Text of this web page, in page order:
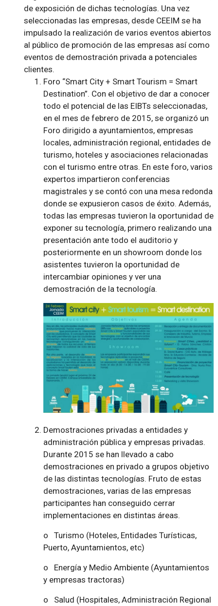
de exposición de dichas tecnologías. Una vez
seleccionadas las empresas, desde CEEIM se ha
impulsado la realización de varios eventos abiertos
al público de promoción de las empresas así como
eventos de demostración privada a potenciales
clientes.
Foro “Smart City + Smart Tourism = Smart
Destination”. Con el objetivo de dar a conocer
todo el potencial de las EIBTs seleccionadas,
en el mes de febrero de 2015, se organizó un
Foro dirigido a ayuntamientos, empresas
locales, administración regional, entidades de
turismo, hoteles y asociaciones relacionadas
con el turismo entre otras. En este foro, varios
expertos impartieron conferencias
magistrales y se contó con una mesa redonda
donde se expusieron casos de éxito. Además,
todas las empresas tuvieron la oportunidad de
exponer su tecnología, primero realizando una
presentación ante todo el auditorio y
posteriormente en un showroom donde los
asistentes tuvieron la oportunidad de
intercambiar opiniones y ver una
demostración de la tecnología.
Demostraciones privadas a entidades y
administración pública y empresas privadas.
Durante 2015 se han llevado a cabo
demostraciones en privado a grupos objetivo
de las distintas tecnologías. Fruto de estas
demostraciones, varias de las empresas
participantes han conseguido cerrar
implementaciones en distintas áreas.
o Turismo (Hoteles, Entidades Turísticas,
Puerto, Ayuntamientos, etc)
o Energía y Medio Ambiente (Ayuntamientos
y empresas tractoras)
o Salud (Hospitales, Administración Regional